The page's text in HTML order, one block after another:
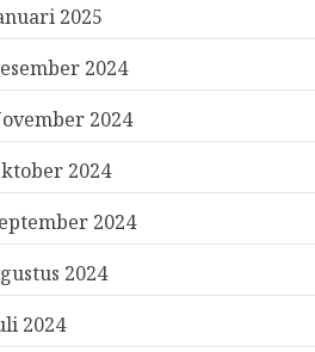
2025
2024
2024
2024
2024
2024
2024